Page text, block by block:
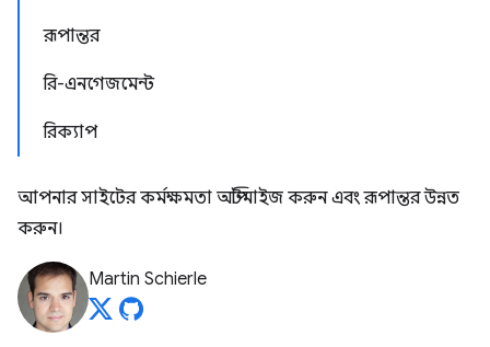
রূপান্তর
রি-এনগেজমেন্ট
রিক্যাপ
আপনার সাইটের কর্মক্ষমতা অপ্টিমাইজ করুন এবং রূপান্তর উন্নত
করুন।
Martin Schierle